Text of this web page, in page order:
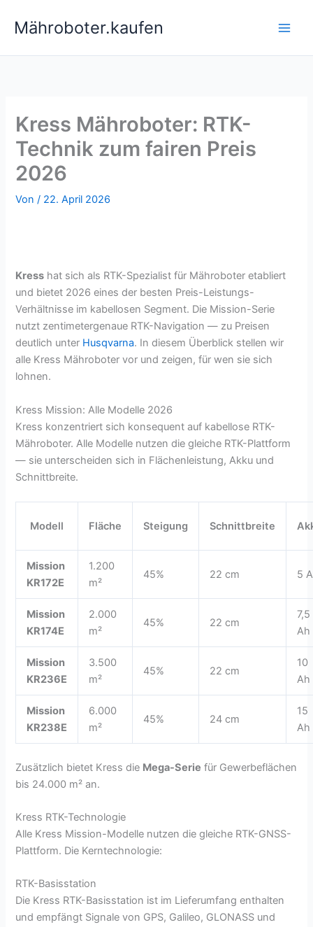
InhaltMähroboter.kaufen
Kress Mähroboter: RTK-
Technik zum fairen Preis
2026
Von/ 22. April 2026
Kress hat sich als RTK-Spezialist für Mähroboter etabliert
und bietet 2026 eines der besten Preis-Leistungs-
Verhältnisse im kabellosen Segment. Die Mission-Serie
nutzt zentimetergenaue RTK-Navigation — zu Preisen
deutlich unter Husqvarna. In diesem Überblick stellen wir
alle Kress Mähroboter vor und zeigen, für wen sie sich
lohnen.
Kress Mission: Alle Modelle 2026
Kress konzentriert sich konsequent auf kabellose RTK-
Mähroboter. Alle Modelle nutzen die gleiche RTK-Plattform
— sie unterscheiden sich in Flächenleistung, Akku und
Schnittbreite.
Modell Fläche Steigung Schnittbreite
Mission
KR172E
1.200
m²
45% 22 cm 5
Mission
KR174E
2.000
m²
45% 22 cm
7,5
Ah
Mission
KR236E
3.500
m²
45% 22 cm
10
Ah
Mission
KR238E
6.000
m²
45% 24 cm
15
Ah
Zusätzlich bietet Kress die Mega-Serie für Gewerbeflächen
bis 24.000 m² an.
Kress RTK-Technologie
Alle Kress Mission-Modelle nutzen die gleiche RTK-GNSS-
Plattform. Die Kerntechnologie:
RTK-Basisstation
Die Kress RTK-Basisstation ist im Lieferumfang enthalten
und empfängt Signale von GPS, Galileo, GLONASS und